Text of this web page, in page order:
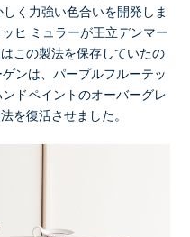
く力強い色合いを開発しま
ヒ ミュラーが王立デンマー
この製法を保存していたの
ンは、パープルフルーテッ
ドペイントのオーバーグレ
を復活させました。